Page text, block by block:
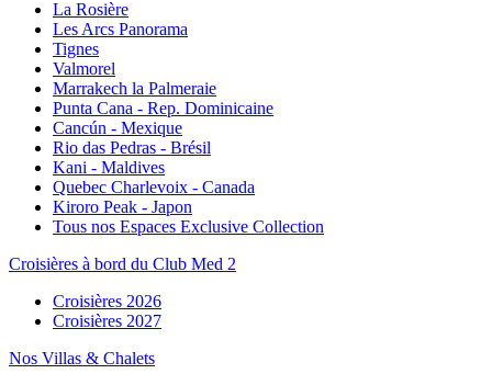
La Rosière
Les Arcs Panorama
Tignes
Valmorel
Marrakech la Palmeraie
Punta Cana - Rep. Dominicaine
Cancún - Mexique
Rio das Pedras - Brésil
Kani - Maldives
Quebec Charlevoix - Canada
Kiroro Peak - Japon
Tous nos Espaces Exclusive Collection
Croisières à bord du Club Med 2
Croisières 2026
Croisières 2027
Nos Villas & Chalets